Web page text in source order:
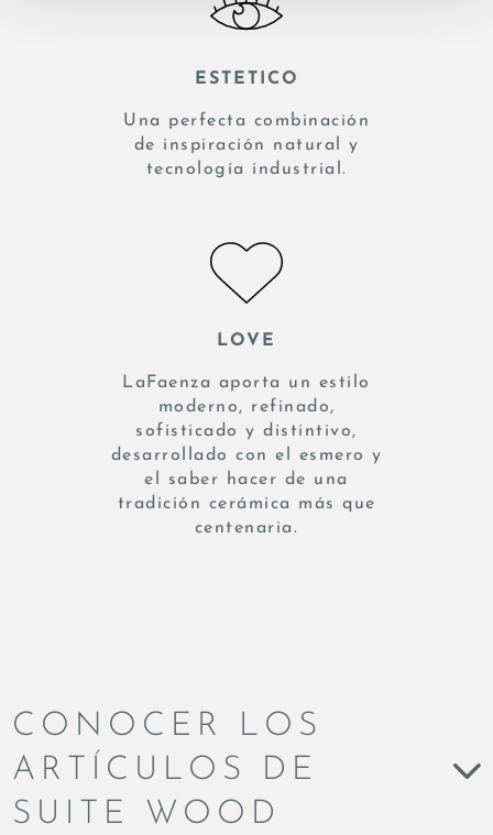
ESTETICO
Una perfecta combinación
de inspiración natural y
tecnología industrial.
LOVE
LaFaenza aporta un estilo
moderno, refinado,
sofisticado y distintivo,
desarrollado con el esmero y
el saber hacer de una
tradición cerámica más que
centenaria.
CONOCER LOS
ARTÍCULOS DE
SUITE WOOD